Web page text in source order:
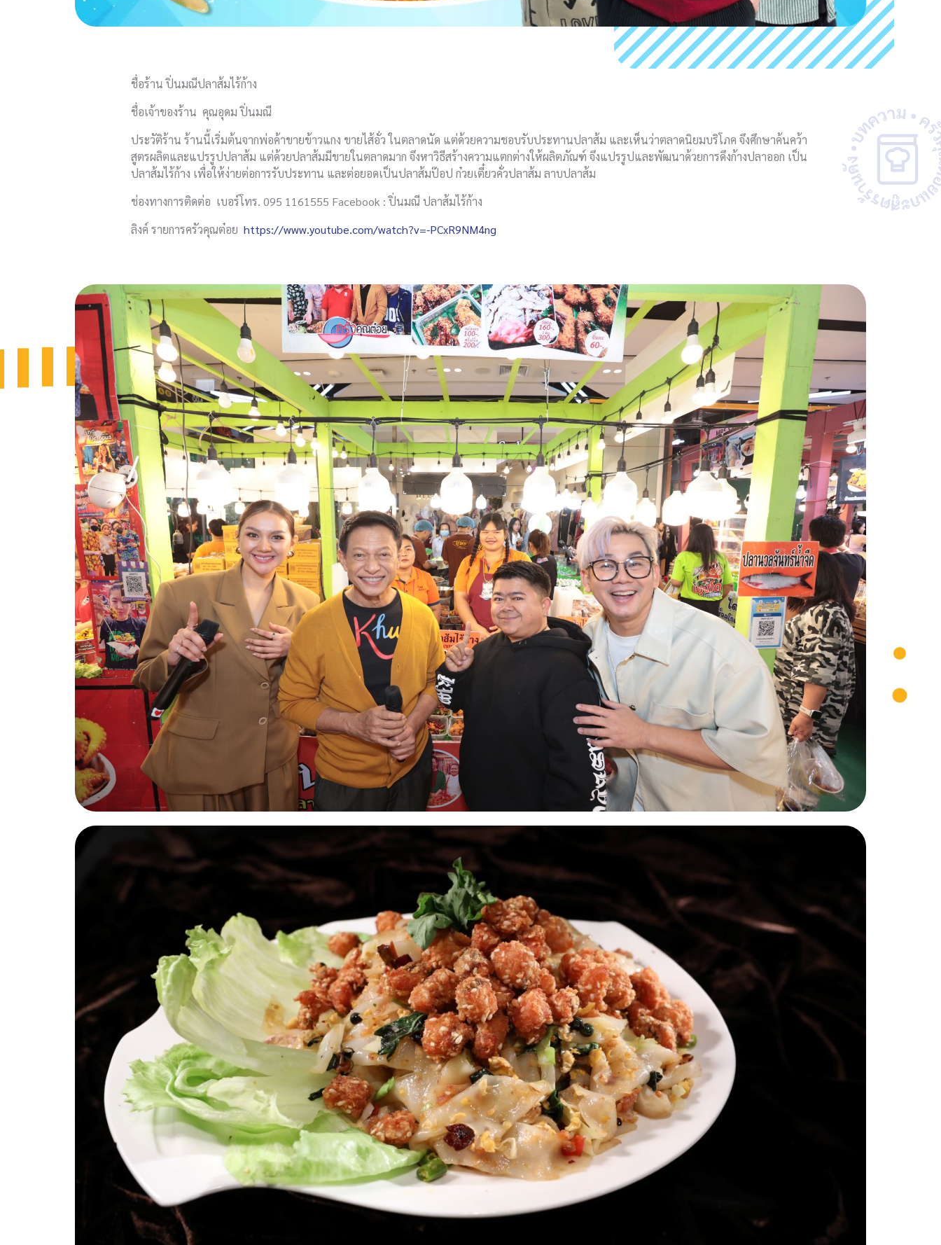
ชื่อร้าน ปิ่นมณีปลาส้มไร้ก้าง
ชื่อเจ้าของร้าน คุณอุดม ปิ่นมณี
ประวัติร้าน ร้านนี้เริ่มต้นจากพ่อค้าขายข้าวแกง ขายไส้อั่ว ในตลาดนัด แต่ด้วยความชอบรับประทานปลาส้ม และเห็นว่าตลาดนิยมบริโภค จึงศึกษาค้นคว้า
สูตรผลิตและแปรรูปปลาส้ม แต่ด้วยปลาส้มมีขายในตลาดมาก จึงหาวิธีสร้างความแตกต่างให้ผลิตภัณฑ์ จึงแปรรูปและพัฒนาด้วยการดึงก้างปลาออก เป็น
ปลาส้มไร้ก้าง เพื่อให้ง่ายต่อการรับประทาน และต่อยอดเป็นปลาส้มป๊อป ก๋วยเตี๋ยวคั่วปลาส้ม ลาบปลาส้ม
ช่องทางการติดต่อ เบอร์โทร. 095 1161555 Facebook : ปิ่นมณี ปลาส้มไร้ก้าง
ลิงค์ รายการครัวคุณต๋อย https://www.youtube.com/watch?v=-PCxR9NM4ng